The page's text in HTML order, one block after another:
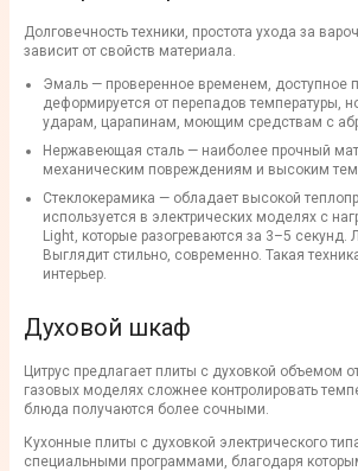
Долговечность техники, простота ухода за
зависит от свойств материала.
Эмаль — проверенное временем, доступное
деформируется от перепадов температуры,
ударам, царапинам, моющим средствам с
Нержавеющая сталь — наиболее прочный
механическим повреждениям и высоким
Стеклокерамика — обладает высокой
используется в электрических моделях с
Light, которые разогреваются за 3–5 секунд.
Выглядит стильно, современно. Такая
интерьер.
Духовой шкаф
Цитрус предлагает плиты с духовкой объемом
газовых моделях сложнее контролировать
блюда получаются более сочными.
Кухонные плиты с духовкой электрического
специальными программами, благодаря